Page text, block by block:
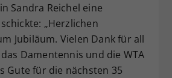
Sandra Reichel eine
„Herzlichen
Jubiläum. Vielen Dank für all
Damentennis und die WTA
Gute für die nächsten 35